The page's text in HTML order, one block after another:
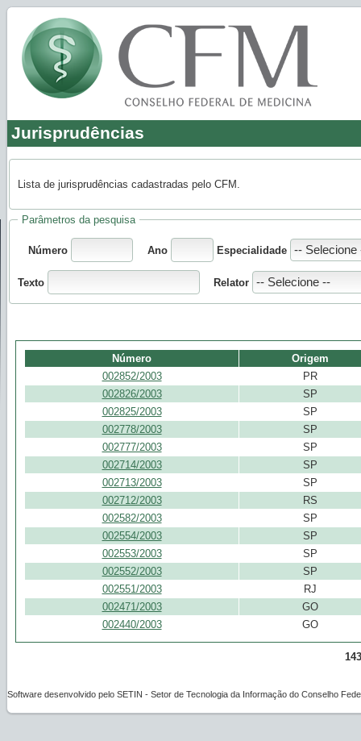
Jurisprudências
Lista de jurisprudências cadastradas pelo CFM.
Parâmetros da pesquisa
Número Ano Especialidade
Texto Relator
Número
Origem
002852/2003
PR
002826/2003
SP
002825/2003
SP
002778/2003
SP
002777/2003
SP
002714/2003
SP
002713/2003
SP
002712/2003
RS
002582/2003
SP
002554/2003
SP
002553/2003
SP
002552/2003
SP
002551/2003
RJ
002471/2003
GO
002440/2003
GO
Software desenvolvido pelo SETIN - Setor de Tecnologia da Informação do Conselho